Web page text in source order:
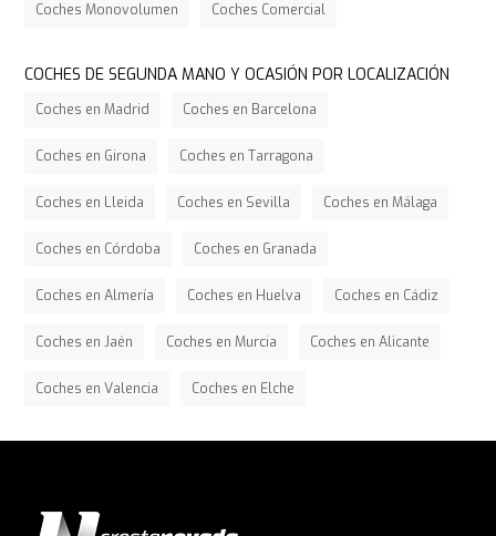
Coches Monovolumen Coches Comercial
COCHES DE SEGUNDA MANO Y OCASIÓN POR LOCALIZACIÓN
Coches en Madrid Coches en Barcelona
Coches en Girona Coches en Tarragona
Coches en Lleida Coches en Sevilla Coches en Málaga
Coches en Córdoba Coches en Granada
Coches en Almería Coches en Huelva Coches en Cádiz
Coches en Jaén Coches en Murcia Coches en Alicante
Coches en Valencia Coches en Elche